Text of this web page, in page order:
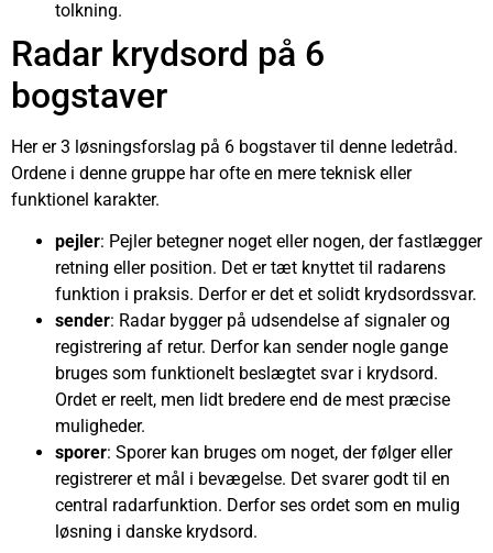
tolkning.
Radar krydsord på 6
bogstaver
Her er 3 løsningsforslag på 6 bogstaver til denne ledetråd.
Ordene i denne gruppe har ofte en mere teknisk eller
funktionel karakter.
pejler: Pejler betegner noget eller nogen, der fastlægger
retning eller position. Det er tæt knyttet til radarens
funktion i praksis. Derfor er det et solidt krydsordssvar.
sender: Radar bygger på udsendelse af signaler og
registrering af retur. Derfor kan sender nogle gange
bruges som funktionelt beslægtet svar i krydsord.
Ordet er reelt, men lidt bredere end de mest præcise
muligheder.
sporer: Sporer kan bruges om noget, der følger eller
registrerer et mål i bevægelse. Det svarer godt til en
central radarfunktion. Derfor ses ordet som en mulig
løsning i danske krydsord.